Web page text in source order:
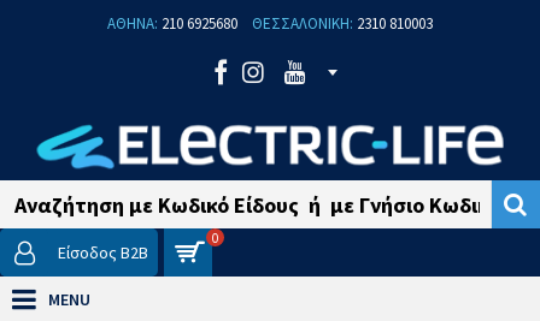
ΑΘΗΝΑ: 210 6925680 ΘΕΣΣΑΛΟΝΙΚΗ: 2310 810003
Είσοδος B2B
0
MENU